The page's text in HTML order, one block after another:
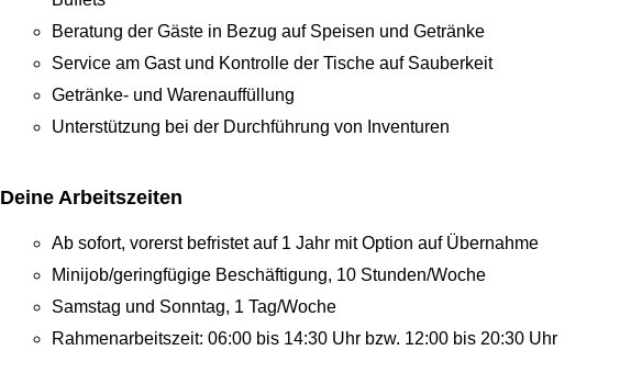
Beratung der Gäste in Bezug auf Speisen und Getränke
Service am Gast und Kontrolle der Tische auf Sauberkeit
Getränke- und Warenauffüllung
Unterstützung bei der Durchführung von Inventuren
Deine Arbeitszeiten
Ab sofort, vorerst befristet auf 1 Jahr mit Option auf Übernahme
Minijob/geringfügige Beschäftigung, 10 Stunden/Woche
Samstag und Sonntag, 1 Tag/Woche
Rahmenarbeitszeit: 06:00 bis 14:30 Uhr bzw. 12:00 bis 20:30 Uhr